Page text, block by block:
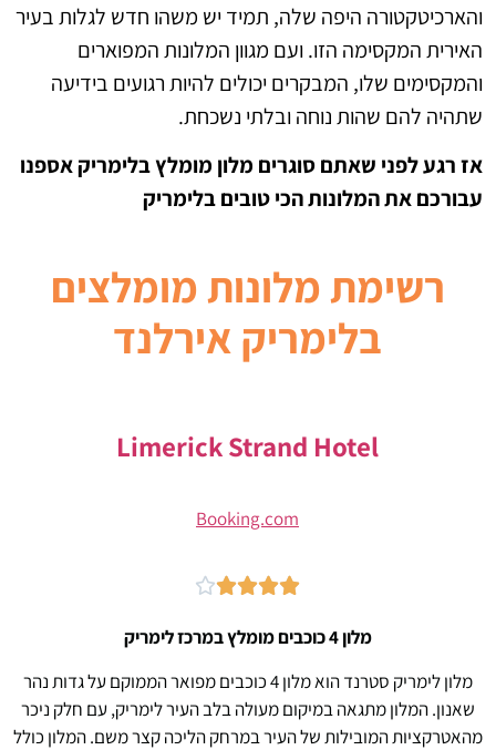
והארכיטקטורה היפה שלה, תמיד יש משהו חדש לגלות בעיר
האירית המקסימה הזו. ועם מגוון המלונות המפוארים
והמקסימים שלו, המבקרים יכולים להיות רגועים בידיעה
שתהיה להם שהות נוחה ובלתי נשכחת.
אז רגע לפני שאתם סוגרים מלון מומלץ בלימריק אספנו
עבורכם את המלונות הכי טובים בלימריק
רשימת מלונותמומלצים
בלימריק אירלנד
Limerick Strand Hotel
Booking.com





מלון 4 כוכבים מומלץ במרכז לימריק
מלון לימריק סטרנד הוא מלון 4 כוכבים מפואר הממוקם על גדות נהר
שאנון. המלון מתגאה במיקום מעולה בלב העיר לימריק, עם חלק ניכר
מהאטרקציות המובילות של העיר במרחק הליכה קצר משם. המלון כולל